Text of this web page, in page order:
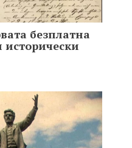
безплатна